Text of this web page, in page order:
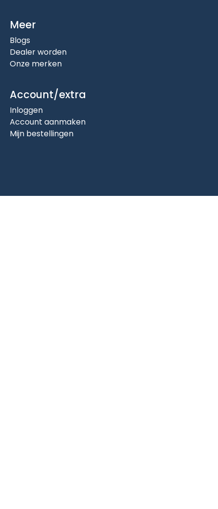
Meer
Blogs
Dealer worden
Onze merken
Account/extra
Inloggen
Account aanmaken
Mijn bestellingen